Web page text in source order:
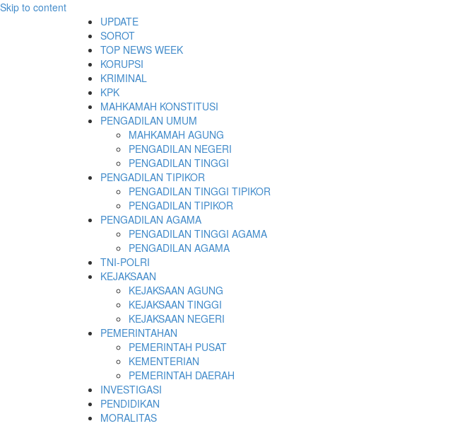
Skip to content
UPDATE
SOROT
TOP NEWS WEEK
KORUPSI
KRIMINAL
KPK
MAHKAMAH KONSTITUSI
PENGADILAN UMUM
MAHKAMAH AGUNG
PENGADILAN NEGERI
PENGADILAN TINGGI
PENGADILAN TIPIKOR
PENGADILAN TINGGI TIPIKOR
PENGADILAN TIPIKOR
PENGADILAN AGAMA
PENGADILAN TINGGI AGAMA
PENGADILAN AGAMA
TNI-POLRI
KEJAKSAAN
KEJAKSAAN AGUNG
KEJAKSAAN TINGGI
KEJAKSAAN NEGERI
PEMERINTAHAN
PEMERINTAH PUSAT
KEMENTERIAN
PEMERINTAH DAERAH
INVESTIGASI
PENDIDIKAN
MORALITAS